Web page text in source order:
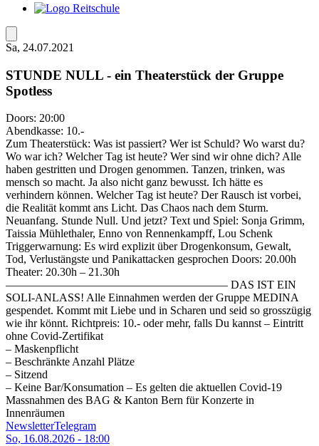
Sa, 24.07.2021
STUNDE NULL - ein Theaterstück der Gruppe
Spotless
Doors: 20:00
Abendkasse: 10.-
Zum Theaterstück: Was ist passiert? Wer ist Schuld? Wo warst du?
Wo war ich? Welcher Tag ist heute? Wer sind wir ohne dich? Alle
haben gestritten und Drogen genommen. Tanzen, trinken, was
mensch so macht. Ja also nicht ganz bewusst. Ich hätte es
verhindern können. Welcher Tag ist heute? Der Rausch ist vorbei,
die Realität kommt ans Licht. Das Chaos nach dem Sturm.
Neuanfang. Stunde Null. Und jetzt? Text und Spiel: Sonja Grimm,
Taissia Mühlethaler, Enno von Rennenkampff, Lou Schenk
Triggerwarnung: Es wird explizit über Drogenkonsum, Gewalt,
Tod, Verlustängste und Panikattacken gesprochen Doors: 20.00h
Theater: 20.30h – 21.30h
———————————————————– DAS IST EIN
SOLI-ANLASS! Alle Einnahmen werden der Gruppe MEDINA
gespendet. Kommt mit Liebe und in Scharen und seid so grosszügig
wie ihr könnt. Richtpreis: 10.- oder mehr, falls Du kannst – Eintritt
ohne Covid-Zertifikat
– Maskenpflicht
– Beschränkte Anzahl Plätze
– Sitzend
– Keine Bar/Konsumation – Es gelten die aktuellen Covid-19
Massnahmen des BAG & Kanton Bern für Konzerte in
Innenräumen
NewsletterTelegram
So, 16.08.2026 - 18:00